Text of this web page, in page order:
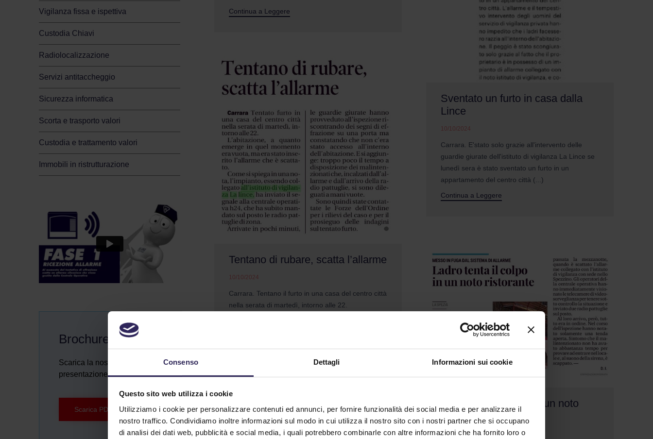
Consenso Dettagli Informazioni sui cookie
Questo sito web utilizza i cookie
Utilizziamo i cookie per personalizzare contenuti ed annunci, per fornire funzionalità dei social media e per analizzare il
nostro traffico. Condividiamo inoltre informazioni sul modo in cui utilizza il nostro sito con i nostri partner che si occupano
di analisi dei dati web, pubblicità e social media, i quali potrebbero combinarle con altre informazioni che ha fornito loro o
Continua a Leggere
Sventato un furto in casa dalla
Lince
10/10/2024
Carrara. E'stato solo grazie all'intervento delle
guardie giurate dell'istituto di vigilanza La Lince se
lunedì sera è stato sventato un furto in un
appartamento del centro città (...)
Continua a Leggere
Tentano di rubare, scatta l’allarme
10/10/2024
Carrara. Tentano il furto in una casa del centro città
nella serata di martedì, intorno alle 22.
Ladro tenta il colpo in un noto
ristorante
10/05/2024
Vigilanza fissa e ispettiva
Custodia Chiavi
Radiolocalizzazione
Servizi antitaccheggio
Sicurezza informatica
Scorta e trasporto valori
Custodia e trattamento valori
Immobili in ristrutturazione
Brochure
Scarica la nostra brochure di
presentazione.
Scarica PDF